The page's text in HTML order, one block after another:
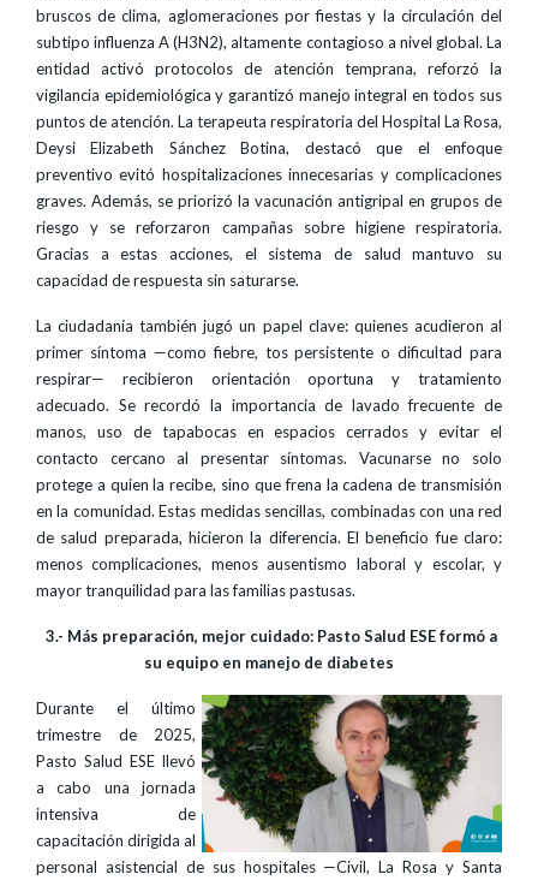
bruscos de clima, aglomeraciones por fiestas y la circulación del
subtipo influenza A (H3N2), altamente contagioso a nivel global. La
entidad activó protocolos de atención temprana, reforzó la
vigilancia epidemiológica y garantizó manejo integral en todos sus
puntos de atención. La terapeuta respiratoria del Hospital La Rosa,
Deysi Elizabeth Sánchez Botina, destacó que el enfoque
preventivo evitó hospitalizaciones innecesarias y complicaciones
graves. Además, se priorizó la vacunación antigripal en grupos de
riesgo y se reforzaron campañas sobre higiene respiratoria.
Gracias a estas acciones, el sistema de salud mantuvo su
capacidad de respuesta sin saturarse.
La ciudadanía también jugó un papel clave: quienes acudieron al
primer síntoma —como fiebre, tos persistente o dificultad para
respirar— recibieron orientación oportuna y tratamiento
adecuado. Se recordó la importancia de lavado frecuente de
manos, uso de tapabocas en espacios cerrados y evitar el
contacto cercano al presentar síntomas. Vacunarse no solo
protege a quien la recibe, sino que frena la cadena de transmisión
en la comunidad. Estas medidas sencillas, combinadas con una red
de salud preparada, hicieron la diferencia. El beneficio fue claro:
menos complicaciones, menos ausentismo laboral y escolar, y
mayor tranquilidad para las familias pastusas.
3.- Más preparación, mejor cuidado: Pasto Salud ESE formó a
su equipo en manejo de diabetes
Durante el último
trimestre de 2025,
Pasto Salud ESE llevó
a cabo una jornada
intensiva de
capacitación dirigida al
personal asistencial de sus hospitales —Civil, La Rosa y Santa